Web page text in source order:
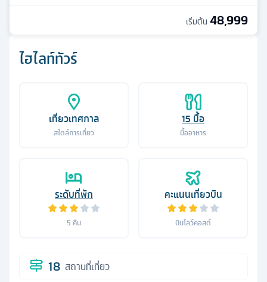
ไฮไลท์ทัวร์
เที่ยวเทศกาล
สไตล์การเที่ยว
15 มื้อ
มื้ออาหาร
ระดับที่พัก
5 คืน
คะแนนเที่ยวบิน
บินโลว์คอสต์
18 สถานที่เที่ยว
เริ่มต้น 48,999